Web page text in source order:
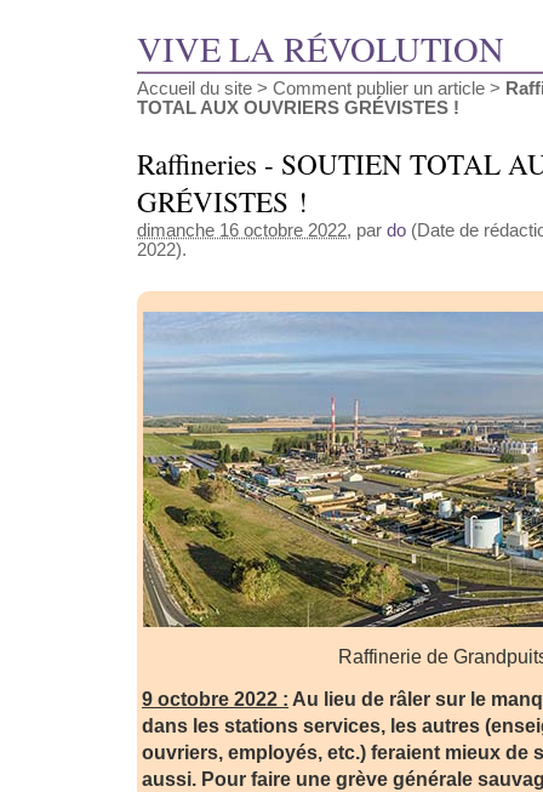
VIVE LA RÉVOLUTION
Accueil du site > Comment publier un article >
TOTAL AUX OUVRIERS GRÉVISTES !
Raffineries - SOUTIEN TOTAL
GRÉVISTES !
dimanche 16 octobre 2022, par do (Date de
2022).
Raffinerie de
9 octobre 2022 : Au lieu de râler sur le
dans les stations services, les autres
ouvriers, employés, etc.) feraient mieux de
aussi. Pour faire une grève générale